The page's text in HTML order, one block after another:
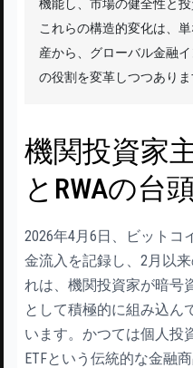
機能し、市場の健全性と
これらの構造的変化は、
産から、グローバル金融
の役割を変革しつつありま
機関投資家
とRWAの台
2026年4月6日、ビットコ
金流入を記録し、2月以
れは、機関投資家が暗号
として積極的に組み込ん
います。かつては個人投
ETFという伝統的な金融